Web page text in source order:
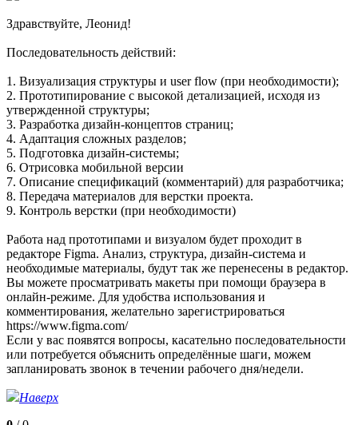
Здравствуйте, Леонид!
Последовательность действий:
1. Визуализация структуры и user flow (при необходимости);
2. Прототипирование с высокой детализацией, исходя из
утвержденной структуры;
3. Разработка дизайн-концептов страниц;
4. Адаптация сложных разделов;
5. Подготовка дизайн-системы;
6. Отрисовка мобильной версии
7. Описание спецификаций (комментарий) для разработчика;
8. Передача материалов для верстки проекта.
9. Контроль верстки (при необходимости)
Работа над прототипами и визуалом будет проходит в
редакторе Figma. Анализ, структура, дизайн-система и
необходимые материалы, будут так же перенесены в редактор.
Вы можете просматривать макеты при помощи браузера в
онлайн-режиме. Для удобства использования и
комментирования, желательно зарегистрироваться
https://www.figma.com/
Если у вас появятся вопросы, касательно последовательности
или потребуется объяснить определённые шаги, можем
запланировать звонок в течении рабочего дня/недели.
Наверх